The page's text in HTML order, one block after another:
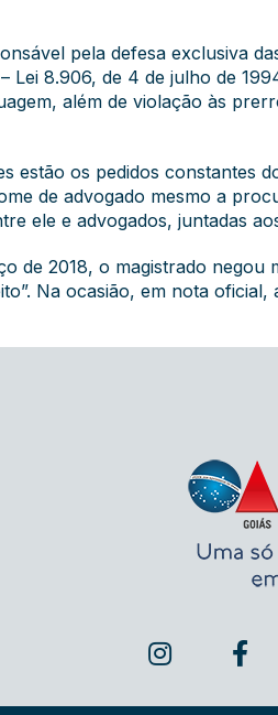
pela defesa exclusiva
Lei 8.906, de 4 de julho de
além de violação às
estão os pedidos constantes
de advogado mesmo a
ele e advogados, juntadas
de 2018, o magistrado negou
Na ocasião, em nota oficial,